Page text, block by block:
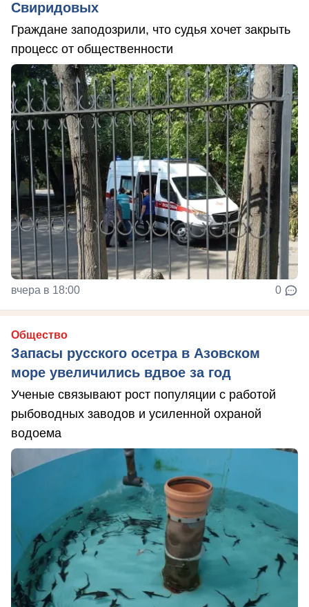
Свиридовых
Граждане заподозрили, что судья хочет закрыть
процесс от общественности
вчера в 18:00 0
Общество
Запасы русского осетра в Азовском
море увеличились вдвое за год
Ученые связывают рост популяции с работой
рыбоводных заводов и усиленной охраной
водоема